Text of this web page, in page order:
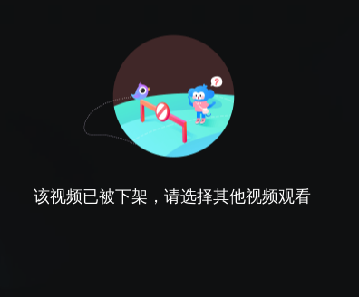
该视频已被下架，请选择其他视频观看